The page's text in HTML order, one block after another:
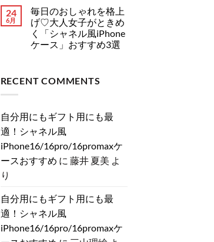
分
割
発
売・
新
色・
り
カ
真
相
と
は？
へ
お
洒
落
に！
売
れ
イ
ヴ
風
iPhone
ケ
ー
ス
集
へ
ん
最
新】
持
つ
だ
け
が
上
大
女
に
捧
ぐ
デ
ブ
ラ
ン
ド
ン
ト
は
ま
だ
あ
ん
24
6月
毎日のおしゃれを格上
げ♡大人女子がときめ
く「シャネル風iPhone
ケース」おすすめ3選
お
し
格
げ
大
女
め
「シ
ャ
ネ
ル
ト
は
り
せ
RECENT COMMENTS
自分用にもギフト用にも最
適！シャネル風
iPhone16/16pro/16promaxケ
ースおすすめ に 藤井 夏美 よ
り
自分用にもギフト用にも最
適！シャネル風
iPhone16/16pro/16promaxケ